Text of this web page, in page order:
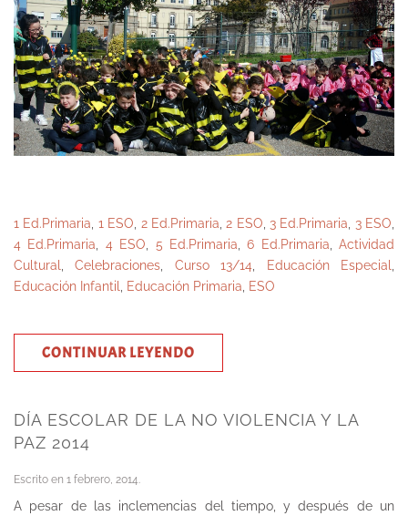
1 Ed.Primaria 1 ESO 2 Ed.Primaria 2 ESO 3 Ed.Primaria 3 ESO
4 Ed.Primaria
4 ESO 5 Ed.Primaria ,6 Ed.Primaria
Actividad
Cultural
,Celebraciones Curso 13/14 Educación Especial
Educación Infantil
Educación Primaria ESO
CONTINUAR LEYENDO
DÍA ESCOLAR DE LA NO VIOLENCIA Y LA
PAZ 2014
Escrito en 1 febrero, 2014.
A pesar de las inclemencias del tiempo, y después de un